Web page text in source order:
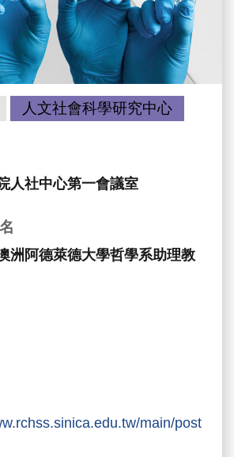
人文社會科學研究中心
人社中心第一會議室
洲阿德萊德大學哲學系助理教
main/post